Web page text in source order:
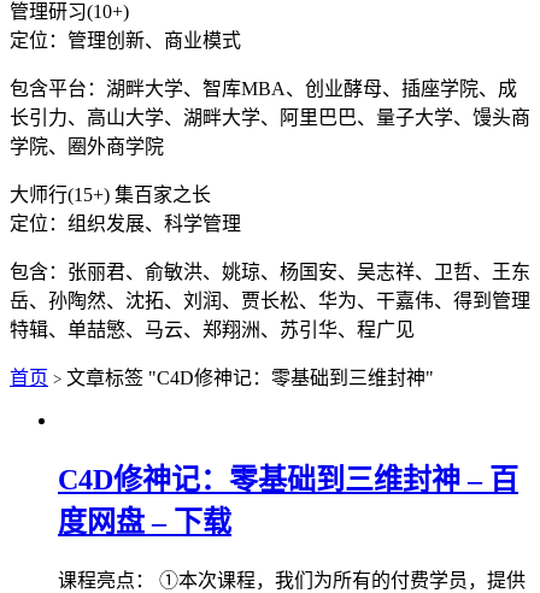
管理研习(10+)
定位：管理创新、商业模式
包含平台：湖畔大学、智库MBA、创业酵母、插座学院、成
长引力、高山大学、湖畔大学、阿里巴巴、量子大学、馒头商
学院、圈外商学院
大师行(15+) 集百家之长
定位：组织发展、科学管理
包含：张丽君、俞敏洪、姚琼、杨国安、吴志祥、卫哲、王东
岳、孙陶然、沈拓、刘润、贾长松、华为、干嘉伟、得到管理
特辑、单喆慜、马云、郑翔洲、苏引华、程广见
首页 > 文章标签 "C4D修神记：零基础到三维封神"
C4D修神记：零基础到三维封神 – 百
度网盘 – 下载
课程亮点： ①本次课程，我们为所有的付费学员，提供